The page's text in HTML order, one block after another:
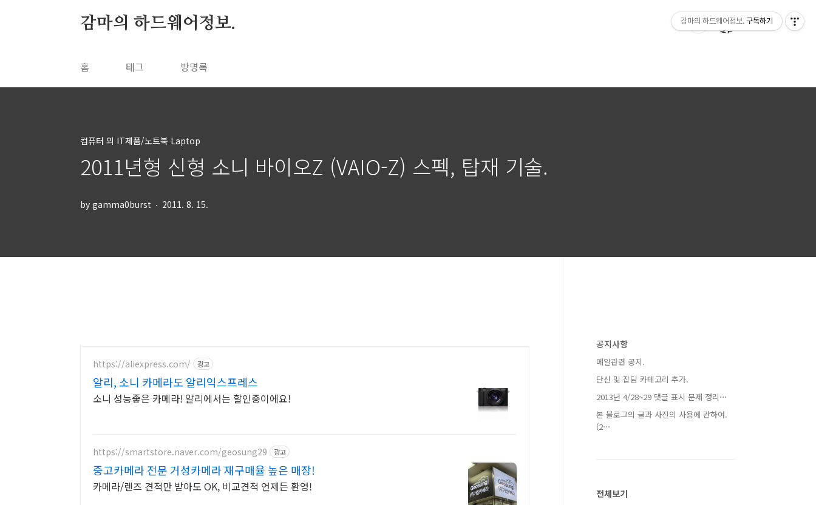
감마의 하드웨어정보.
홈 태그 방명록
컴퓨터 외 IT제품/노트북 Laptop
2011년형 신형 소니 바이오Z (VAIO-Z) 스펙, 탑재 기술.
by gamma0burst 2011. 8. 15.
https://aliexpress.com/ 광고
알리, 소니 카메라도 알리익스프레스
소니 성능좋은 카메라! 알리에서는 할인중이에요!
https://smartstore.naver.com/geosung29 광고
중고카메라 전문 거성카메라 재구매율 높은 매장!
카메라/렌즈 견적만 받아도 OK, 비교견적 언제든 환영!
공지사항
메일관련 공지.
단신 및 잡담 카테고리 추가.
2013년 4/28~29 댓글 표시 문제 정리⋯
본 블로그의 글과 사진의 사용에 관하여.
(2⋯
전체보기
감마의 하드웨어정보. 구독하기